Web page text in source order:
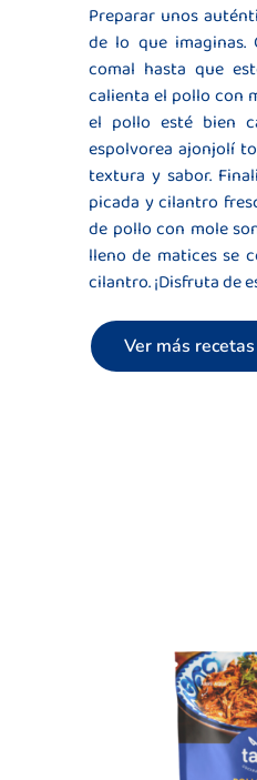
Preparar unos
de lo que imaginas.
comal hasta que
calienta el pollo con
el pollo esté bien
espolvorea ajonjolí
textura y sabor.
picada y cilantro
de pollo con mole
lleno de matices se
cilantro. ¡Disfruta de
Ver más recetas